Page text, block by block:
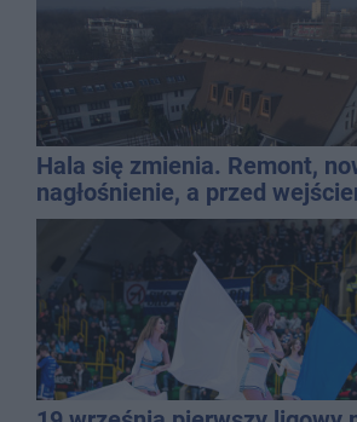
Hala się zmienia. Remont,
nagłośnienie, a przed
QEMETICA ARENA